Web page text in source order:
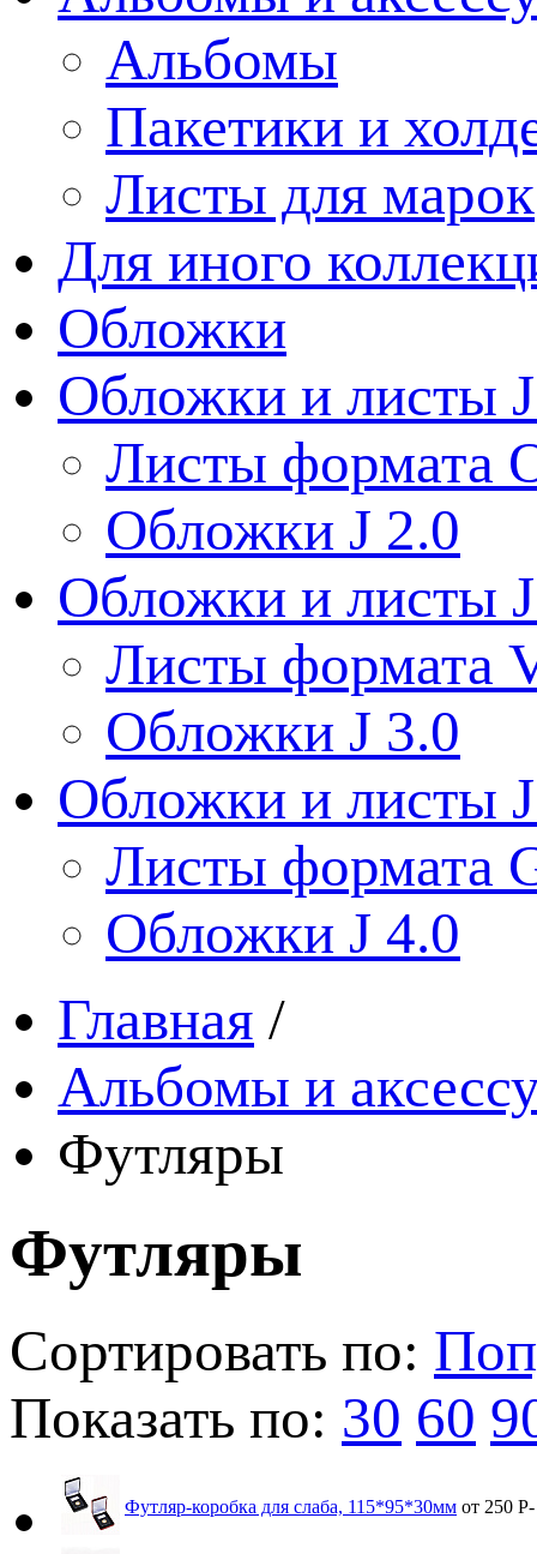
Альбомы
Пакетики и
Листы для марок
Для иного
Обложки
Обложки и листы
Листы формата
Обложки J 2.0
Обложки и листы
Листы формата
Обложки J 3.0
Обложки и листы
Листы формата
Обложки J 4.0
Главная /
Альбомы и
Футляры
Футляры
Сортировать по:
Показать по: 30 60
Футляр-коробка для слаба, 115*95*30мм от 250 Р-